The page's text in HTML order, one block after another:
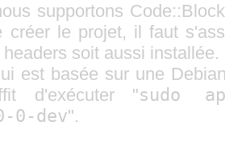
supportons
créer le projet, il faut
soit aussi
est basée sur une
d'exécuter "sudo
0-dev".